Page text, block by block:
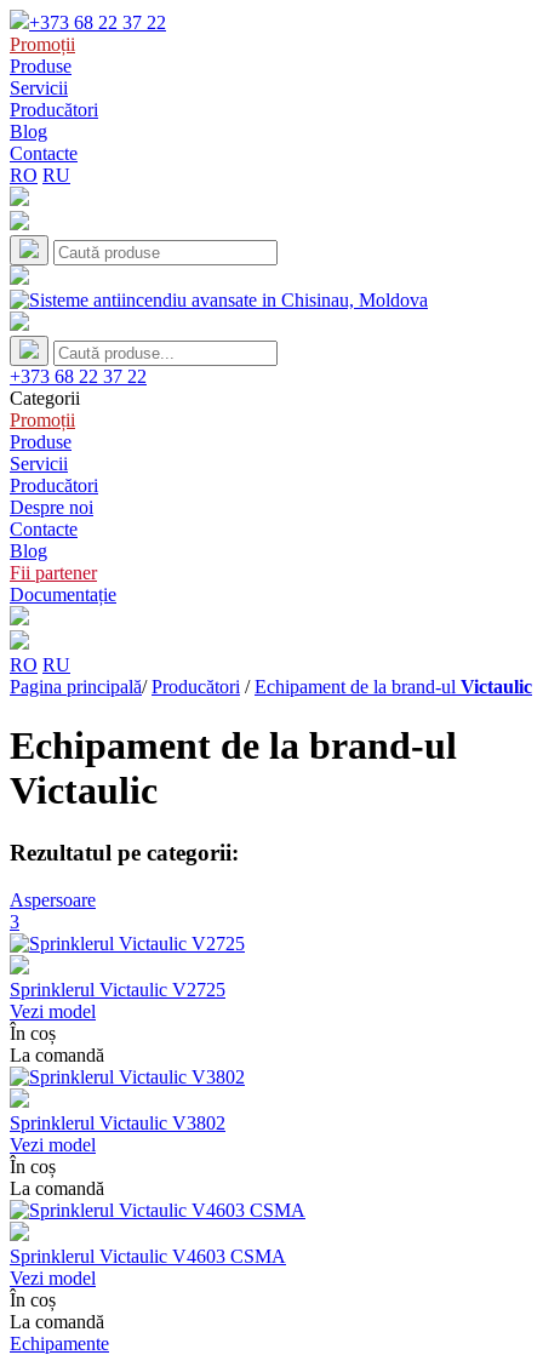
+373 68 22 37 22
Promoții
Produse
Servicii
Producători
Blog
Contacte
RO RU
+373 68 22 37 22
Categorii
Promoții
Produse
Servicii
Producători
Despre noi
Contacte
Blog
Fii partener
Documentație
RO RU
Pagina principală/Producători /Echipament de la brand-ul Victaulic
Echipament de la brand-ul
Victaulic
Rezultatul pe categorii:
Aspersoare
3
Sprinklerul Victaulic V2725
Vezi model
În coș
La comandă
Sprinklerul Victaulic V3802
Vezi model
În coș
La comandă
Sprinklerul Victaulic V4603 CSMA
Vezi model
În coș
La comandă
Echipamente